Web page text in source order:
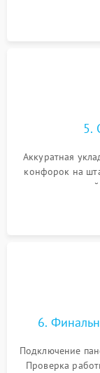
дорожек.
5.
Аккуратная
конфорок на
6.
Подключение
Проверка